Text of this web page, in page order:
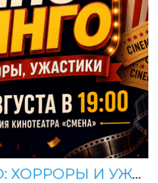
«КИНОБИНГО: ХОРРОРЫ И УЖАСТИКИ»! 11 августа в 19:00 в кинобаре Смены